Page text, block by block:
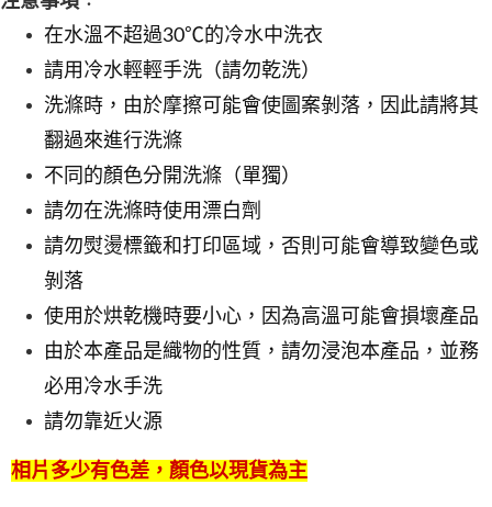
在水溫不超過30℃的冷水中洗衣
請用冷水輕輕手洗（請勿乾洗）
洗滌時，由於摩擦可能會使圖案剝落，因此請將其
翻過來進行洗滌
不同的顏色分開洗滌（單獨）
請勿在洗滌時使用漂白劑
請勿熨燙標籤和打印區域，否則可能會導致變色或
剝落
使用於烘乾機時要小心，因為高溫可能會損壞產品
由於本產品是織物的性質，請勿浸泡本產品，並務
必用冷水手洗
請勿靠近火源
相片多少有色差，顏色以現貨為主